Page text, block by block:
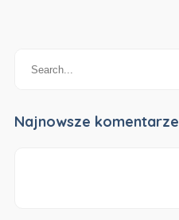
Najnowsze komentarze